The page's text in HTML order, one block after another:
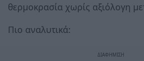
θερμοκρασία χωρίς αξιόλογη
Πιο αναλυτικά: